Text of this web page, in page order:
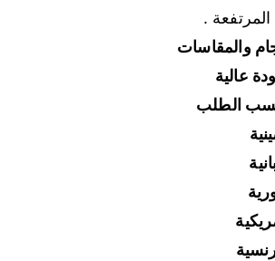
.
والمقاسات
عالية
الطلب